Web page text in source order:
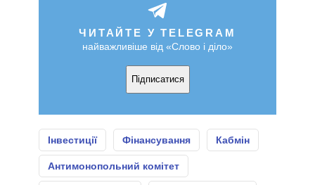
ЧИТАЙТЕ У TELEGRAM
найважливіше від «Слово і діло»
Підписатися
Інвестиції Фінансування Кабмін
Антимонопольний комітет